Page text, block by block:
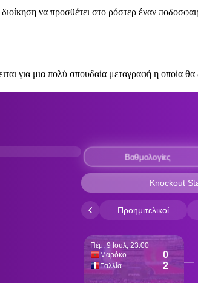
να προσθέτει στο ρόστερ έναν
για μια πολύ σπουδαία μεταγραφή η οποία